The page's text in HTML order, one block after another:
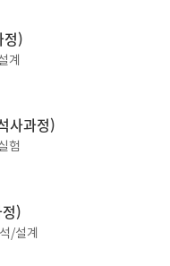
정)
계
사과정)
험
)
/설계